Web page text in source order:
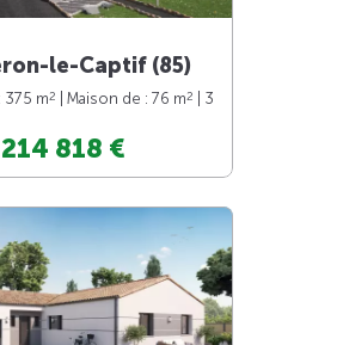
le-Captif (85)
375 m2 | Maison de : 76 m2
| 3
214 818 €